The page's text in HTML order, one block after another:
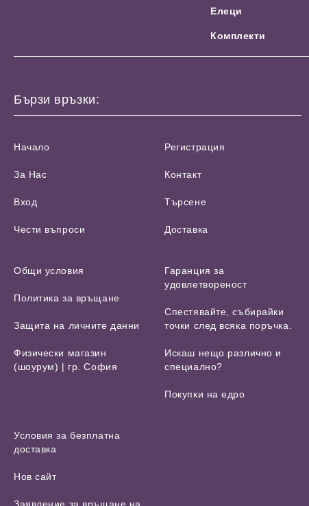
Елеци
Комплекти
Бързи връзки:
Начало
За Нас
Вход
Чести въпроси
Регистрация
Контакт
Търсене
Доставка
Общи условия
Политика за връщане
Защита на личните данни
Физически магазин
(шоурум) | гр. София
Гаранция за
удовлетвореност
Спестявайте, събирайки
точки след всяка поръчка.
Искаш нещо различно и
специално?
Покупки на едро
Условия за безплатна
доставка
Нов сайт
Заявление за връщане на